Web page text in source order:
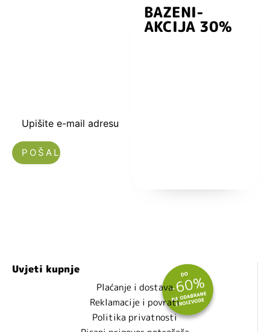
Upišite e-mail adresu
BAZENI-
AKCIJA 30%
Uvjeti kupnje
Plaćanje i dostava
Reklamacije i povrati
Politika privatnosti